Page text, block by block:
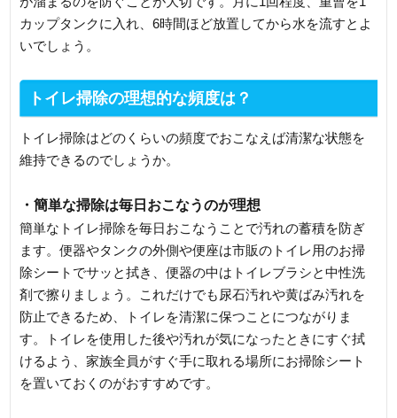
カップタンクに入れ、6時間ほど放置してから水を流すとよ
いでしょう。
トイレ掃除の理想的な頻度は？
トイレ掃除はどのくらいの頻度でおこなえば清潔な状態を
維持できるのでしょうか。
・簡単な掃除は毎日おこなうのが理想
簡単なトイレ掃除を毎日おこなうことで汚れの蓄積を防ぎ
ます。便器やタンクの外側や便座は市販のトイレ用のお掃
除シートでサッと拭き、便器の中はトイレブラシと中性洗
剤で擦りましょう。これだけでも尿石汚れや黄ばみ汚れを
防止できるため、トイレを清潔に保つことにつながりま
す。トイレを使用した後や汚れが気になったときにすぐ拭
けるよう、家族全員がすぐ手に取れる場所にお掃除シート
を置いておくのがおすすめです。